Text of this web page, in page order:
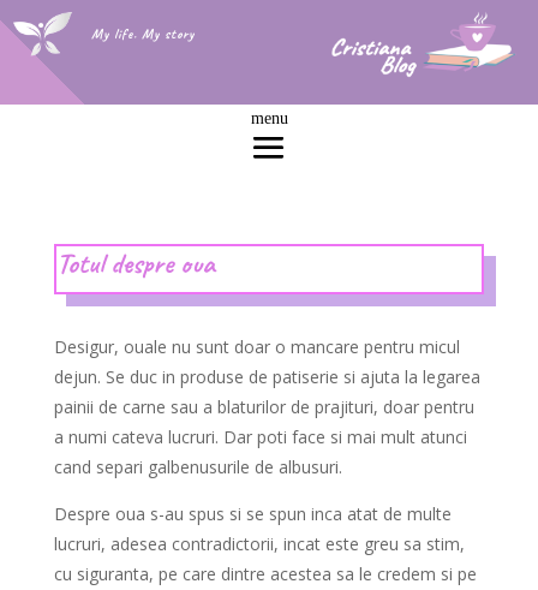
My life. My story
Totul despre oua
Desigur, ouale nu sunt doar o mancare pentru micul
dejun. Se duc in produse de patiserie si ajuta la legarea
painii de carne sau a blaturilor de prajituri, doar pentru
a numi cateva lucruri. Dar poti face si mai mult atunci
cand separi galbenusurile de albusuri.
Despre oua s-au spus si se spun inca atat de multe
lucruri, adesea contradictorii, incat este greu sa stim,
cu siguranta, pe care dintre acestea sa le credem si pe